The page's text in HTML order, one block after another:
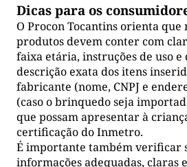
Dicas para os
O Procon Tocantins orienta que
produtos devem conter com
faixa etária, instruções de uso e
descrição exata dos itens
fabricante (nome, CNPJ e
(caso o brinquedo seja
que possam apresentar à
certificação do Inmetro.
É importante também verificar
informações adequadas, claras